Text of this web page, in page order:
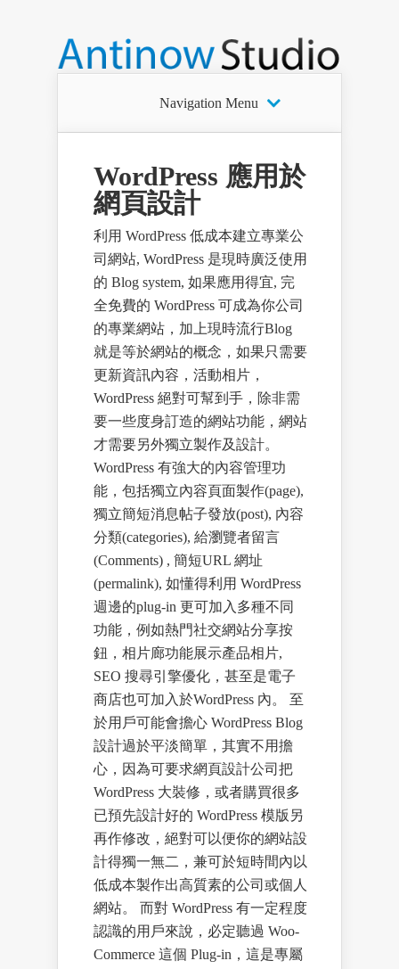
Navigation Menu
WordPress 應用於
網頁設計
利用 WordPress 低成本建立專業公
司網站, WordPress 是現時廣泛使用
的 Blog system, 如果應用得宜, 完
全免費的 WordPress 可成為你公司
的專業網站，加上現時流行Blog
就是等於網站的概念，如果只需要
更新資訊內容，活動相片，
WordPress 絕對可幫到手，除非需
要一些度身訂造的網站功能，網站
才需要另外獨立製作及設計。
WordPress 有強大的內容管理功
能，包括獨立內容頁面製作(page),
獨立簡短消息帖子發放(post), 內容
分類(categories), 給瀏覽者留言
(Comments) , 簡短URL 網址
(permalink), 如懂得利用 WordPress
週邊的plug-in 更可加入多種不同
功能，例如熱門社交網站分享按
鈕，相片廊功能展示產品相片,
SEO 搜尋引擎優化，甚至是電子
商店也可加入於WordPress 內。 至
於用戶可能會擔心 WordPress Blog
設計過於平淡簡單，其實不用擔
心，因為可要求網頁設計公司把
WordPress 大裝修，或者購買很多
已預先設計好的 WordPress 模版另
再作修改，絕對可以便你的網站設
計得獨一無二，兼可於短時間內以
低成本製作出高質素的公司或個人
網站。 而對 WordPress 有一定程度
認識的用戶來說，必定聽過 Woo-
Commerce 這個 Plug-in，這是專屬